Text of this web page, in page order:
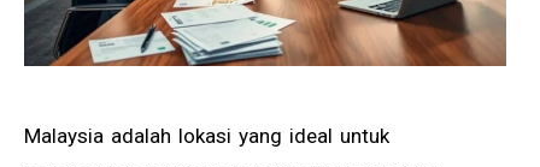
Malaysia adalah lokasi yang ideal untuk